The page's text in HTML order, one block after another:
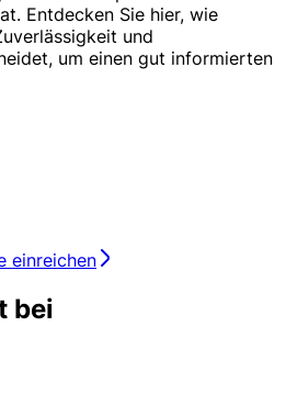
Entdecken Sie hier, wie
und
um einen gut informierten
einreichen
bei